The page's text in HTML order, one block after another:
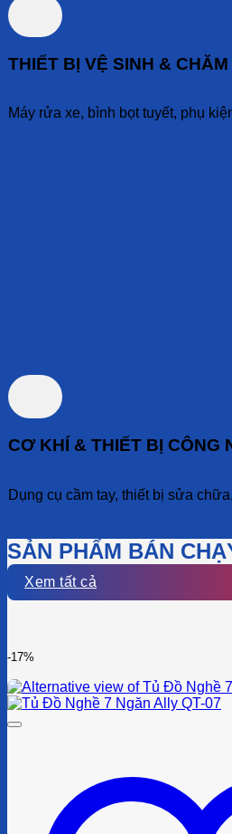
THIẾT BỊ VỆ SINH & CHĂM
Máy rửa xe, bình bọt tuyết, phụ
CƠ KHÍ & THIẾT BỊ CÔNG
Dụng cụ cầm tay, thiết bị sửa
SẢN PHẨM BÁN
Xem tất cả
-17%